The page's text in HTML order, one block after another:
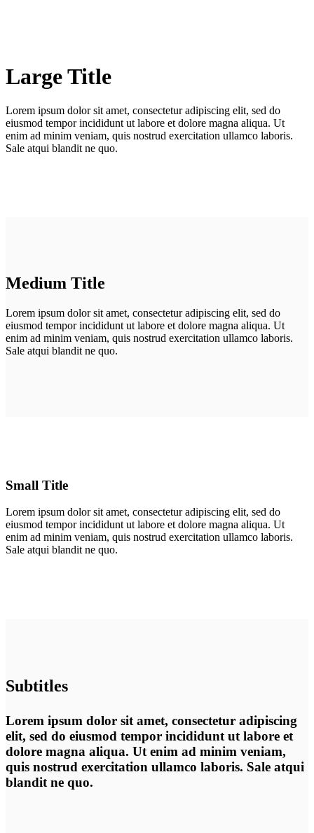
Large Title
Lorem ipsum dolor sit amet, consectetur adipiscing elit, sed do
eiusmod tempor incididunt ut labore et dolore magna aliqua. Ut
enim ad minim veniam, quis nostrud exercitation ullamco laboris.
Sale atqui blandit ne quo.
Medium Title
Lorem ipsum dolor sit amet, consectetur adipiscing elit, sed do
eiusmod tempor incididunt ut labore et dolore magna aliqua. Ut
enim ad minim veniam, quis nostrud exercitation ullamco laboris.
Sale atqui blandit ne quo.
Small Title
Lorem ipsum dolor sit amet, consectetur adipiscing elit, sed do
eiusmod tempor incididunt ut labore et dolore magna aliqua. Ut
enim ad minim veniam, quis nostrud exercitation ullamco laboris.
Sale atqui blandit ne quo.
Subtitles
Lorem ipsum dolor sit amet, consectetur adipiscing
elit, sed do eiusmod tempor incididunt ut labore et
dolore magna aliqua. Ut enim ad minim veniam,
quis nostrud exercitation ullamco laboris. Sale atqui
blandit ne quo.